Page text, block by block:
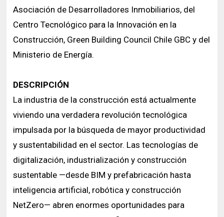
Asociación de Desarrolladores Inmobiliarios, del
Centro Tecnológico para la Innovación en la
Construcción, Green Building Council Chile GBC y del
Ministerio de Energía.
DESCRIPCIÓN
La industria de la construcción está actualmente
viviendo una verdadera revolución tecnológica
impulsada por la búsqueda de mayor productividad
y sustentabilidad en el sector. Las tecnologías de
digitalización, industrialización y construcción
sustentable —desde BIM y prefabricación hasta
inteligencia artificial, robótica y construcción
NetZero— abren enormes oportunidades para